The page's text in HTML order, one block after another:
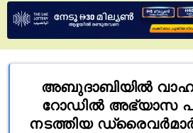
അബുദാബിയിൽ
റോഡിൽ അഭ്യാസ
നടത്തിയ ഡ്രൈവർമാർ